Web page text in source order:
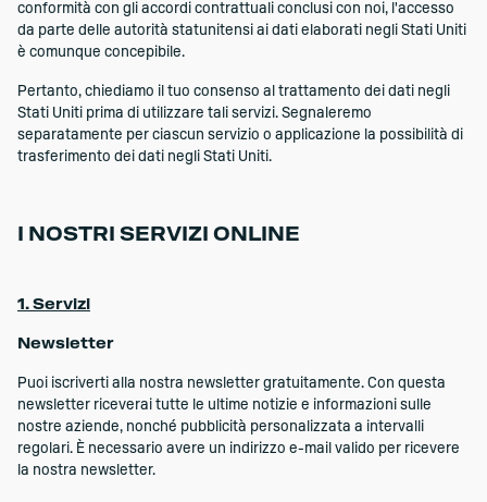
conformità con gli accordi contrattuali conclusi con noi, l'accesso
da parte delle autorità statunitensi ai dati elaborati negli Stati Uniti
è comunque concepibile.
Pertanto, chiediamo il tuo consenso al trattamento dei dati negli
Stati Uniti prima di utilizzare tali servizi. Segnaleremo
separatamente per ciascun servizio o applicazione la possibilità di
trasferimento dei dati negli Stati Uniti.
I NOSTRI SERVIZI ONLINE
1. Servizi
Newsletter
Puoi iscriverti alla nostra newsletter gratuitamente. Con questa
newsletter riceverai tutte le ultime notizie e informazioni sulle
nostre aziende, nonché pubblicità personalizzata a intervalli
regolari. È necessario avere un indirizzo e-mail valido per ricevere
la nostra newsletter.